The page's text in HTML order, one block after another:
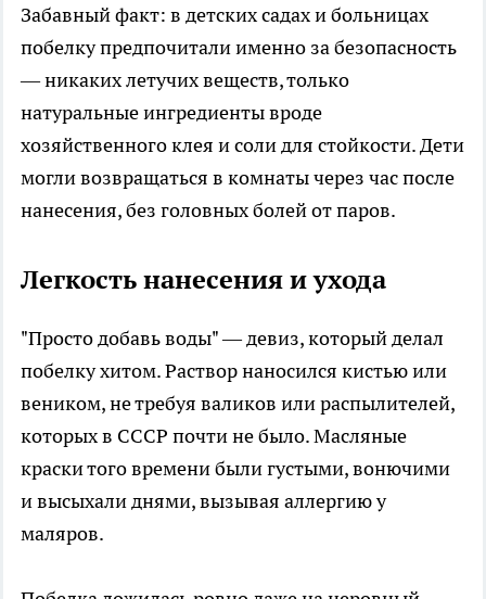
Забавный факт: в детских садах и больницах
побелку предпочитали именно за безопасность
— никаких летучих веществ, только
натуральные ингредиенты вроде
хозяйственного клея и соли для стойкости. Дети
могли возвращаться в комнаты через час после
нанесения, без головных болей от паров.
Легкость нанесения и ухода
"Просто добавь воды" — девиз, который делал
побелку хитом. Раствор наносился кистью или
веником, не требуя валиков или распылителей,
которых в СССР почти не было. Масляные
краски того времени были густыми, вонючими
и высыхали днями, вызывая аллергию у
маляров.